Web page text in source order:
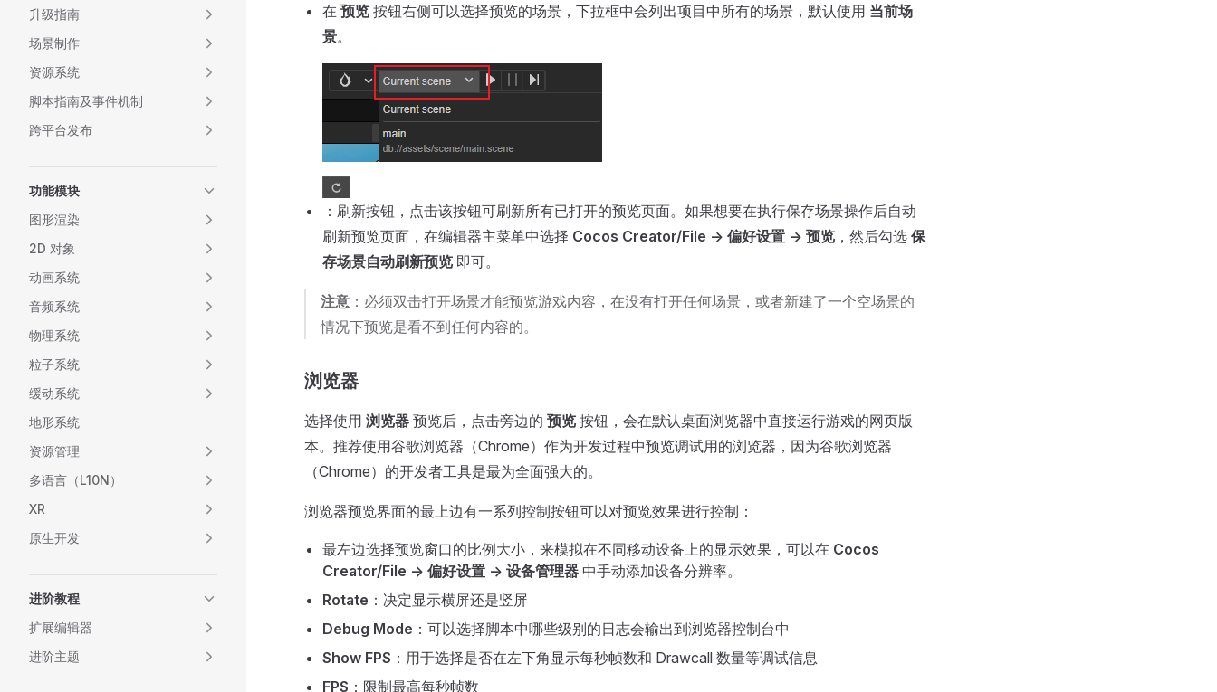
升级指南
场景制作
资源系统
脚本指南及事件机制
跨平台发布
功能模块
图形渲染
2D 对象
动画系统
音频系统
物理系统
粒子系统
缓动系统
地形系统
资源管理
多语言（L10N）
XR
原生开发
进阶教程
扩展编辑器
进阶主题
在 预览 按钮右侧可以选择预览的场景，下拉框中会列出项目中所有的场景，默认使用 当前场
景。
：刷新按钮，点击该按钮可刷新所有已打开的预览页面。如果想要在执行保存场景操作后自动
刷新预览页面，在编辑器主菜单中选择 Cocos Creator/File -> 偏好设置 -> 预览 ，然后勾选 保
存场景自动刷新预览 即可。
注意 ：必须双击打开场景才能预览游戏内容，在没有打开任何场景，或者新建了一个空场景的
情况下预览是看不到任何内容的。
浏览器
选择使用 浏览器 预览后，点击旁边的 预览 按钮，会在默认桌面浏览器中直接运行游戏的网页版
本。推荐使用谷歌浏览器（Chrome）作为开发过程中预览调试用的浏览器，因为谷歌浏览器
（Chrome）的开发者工具是最为全面强大的。
浏览器预览界面的最上边有一系列控制按钮可以对预览效果进行控制：
最左边选择预览窗口的比例大小，来模拟在不同移动设备上的显示效果，可以在 Cocos
Creator/File -> 偏好设置 -> 设备管理器 中手动添加设备分辨率。
Rotate ：决定显示横屏还是竖屏
Debug Mode ：可以选择脚本中哪些级别的日志会输出到浏览器控制台中
Show FPS ：用于选择是否在左下角显示每秒帧数和 Drawcall 数量等调试信息
FPS ：限制最高每秒帧数